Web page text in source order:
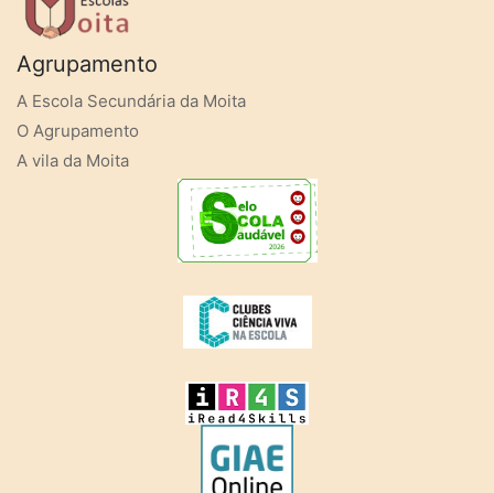
Agrupamento
A Escola Secundária da Moita
O Agrupamento
A vila da Moita